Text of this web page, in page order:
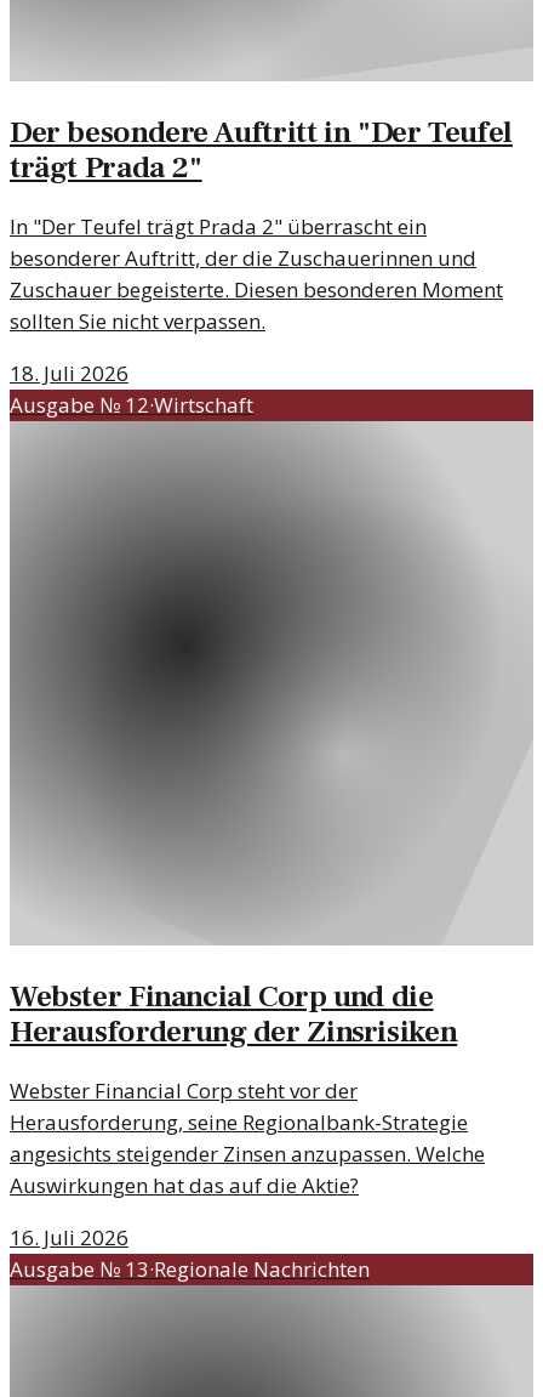
Der besondere Auftritt in "Der Teufel
trägt Prada 2"
In "Der Teufel trägt Prada 2" überrascht ein
besonderer Auftritt, der die Zuschauerinnen und
Zuschauer begeisterte. Diesen besonderen Moment
sollten Sie nicht verpassen.
18. Juli 2026
Ausgabe № 12·Wirtschaft
Webster Financial Corp und die
Herausforderung der Zinsrisiken
Webster Financial Corp steht vor der
Herausforderung, seine Regionalbank-Strategie
angesichts steigender Zinsen anzupassen. Welche
Auswirkungen hat das auf die Aktie?
16. Juli 2026
Ausgabe № 13·Regionale Nachrichten